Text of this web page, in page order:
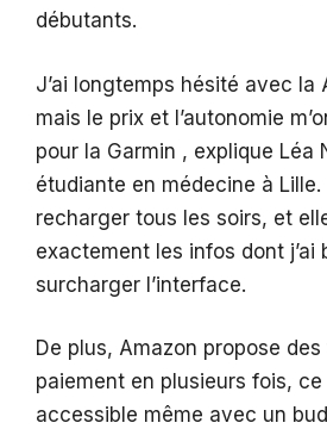
débutants.
J’ai longtemps hésité avec la
mais le prix et l’autonomie
pour la Garmin , explique Léa
étudiante en médecine à Lille.
recharger tous les soirs, et
exactement les infos dont j’ai
surcharger l’interface.
De plus, Amazon propose
paiement en plusieurs fois, ce
accessible même avec un